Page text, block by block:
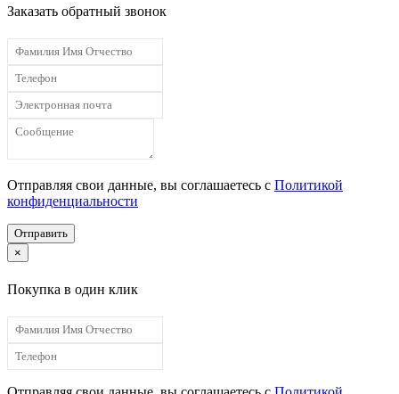
Заказать обратный звонок
Отправляя свои данные, вы соглашаетесь с Политикой
конфиденциальности
Отправить
×
Покупка в один клик